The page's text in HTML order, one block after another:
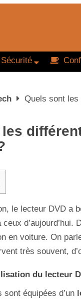
Sécurité
Quels sont les
le lecteur DVD a
en voiture. On
très souvent,
du lecteur
équipées d’un